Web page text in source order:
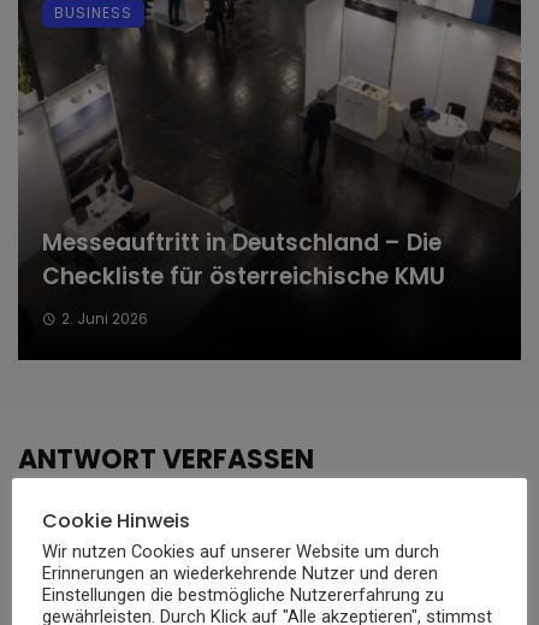
Messeauftritt in Deutschland – Die
Checkliste für österreichische KMU
2. Juni 2026
BUSINESS
ANTWORT VERFASSEN
Felder sind mit *markiert
Cookie Hinweis
Wir nutzen Cookies auf unserer Website um durch
Erinnerungen an wiederkehrende Nutzer und deren
Einstellungen die bestmögliche Nutzererfahrung zu
gewährleisten. Durch Klick auf "Alle akzeptieren", stimmst